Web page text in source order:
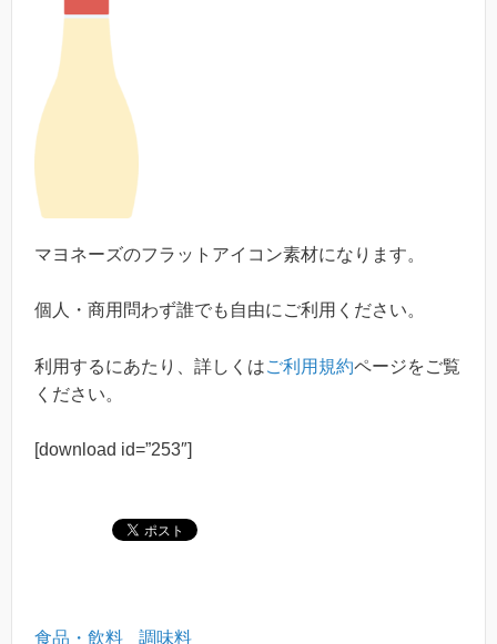
マヨネーズのフラットアイコン素材になります。
個人・商用問わず誰でも自由にご利用ください。
利用するにあたり、詳しくはご利用規約ページをご覧
ください。
[download id=”253″]
食品・飲料 調味料